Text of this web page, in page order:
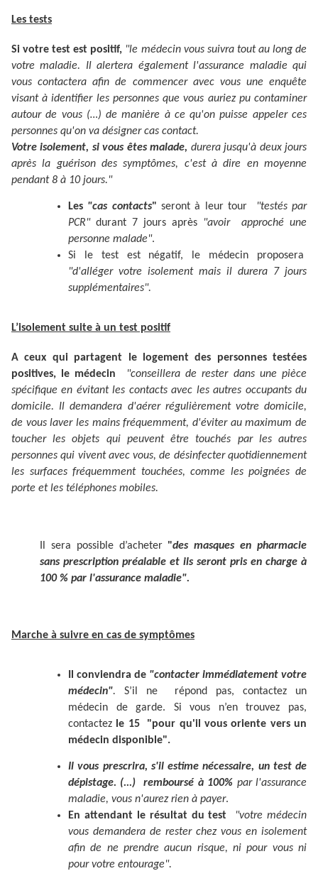
Les tests
Si votre test est positif, "le médecin vous suivra tout au long de
votre maladie. Il alertera également l'assurance maladie qui
vous contactera afin de commencer avec vous une enquête
visant à identifier les personnes que vous auriez pu contaminer
autour de vous (…) de manière à ce qu'on puisse appeler ces
personnes qu'on va désigner cas contact.
Votre isolement, si vous êtes malade, durera jusqu'à deux jours
après la guérison des symptômes, c'est à dire en moyenne
pendant 8 à 10 jours."
Les "cas contacts" seront à leur tour
"testés par
PCR"durant 7 jours après
"avoir approché une
personne malade".
Si le test est négatif, le médecin proposera
"d'alléger votre isolement mais il durera 7 jours
supplémentaires".
L’isolement suite à un test positif
A ceux qui partagent le logement des personnes testées
positives, le médecin
"conseillera de rester dans une pièce
spécifique en évitant les contacts avec les autres occupants du
domicile. Il demandera d'aérer régulièrement votre domicile,
de vous laver les mains fréquemment, d'éviter au maximum de
toucher les objets qui peuvent être touchés par les autres
personnes qui vivent avec vous, de désinfecter quotidiennement
les surfaces fréquemment touchées, comme les poignées de
porte et les téléphones mobiles.
Il sera possible d’acheter "des masques en pharmacie
sans prescription préalable et ils seront pris en charge à
100 % par l'assurance maladie".
Marche à suivre en cas de symptômes
Il conviendra de "contacter immédiatement votre
médecin". S’il ne répond pas, contactez un
médecin de garde. Si vous n’en trouvez pas,
contactez le 15 "pour qu'il vous oriente vers un
médecin disponible".
Il vous prescrira, s'il estime nécessaire, un test de
dépistage. (...) remboursé à 100% par l'assurance
maladie, vous n'aurez rien à payer.
En attendant le résultat du test
"votre médecin
vous demandera de rester chez vous en isolement
afin de ne prendre aucun risque, ni pour vous ni
pour votre entourage".